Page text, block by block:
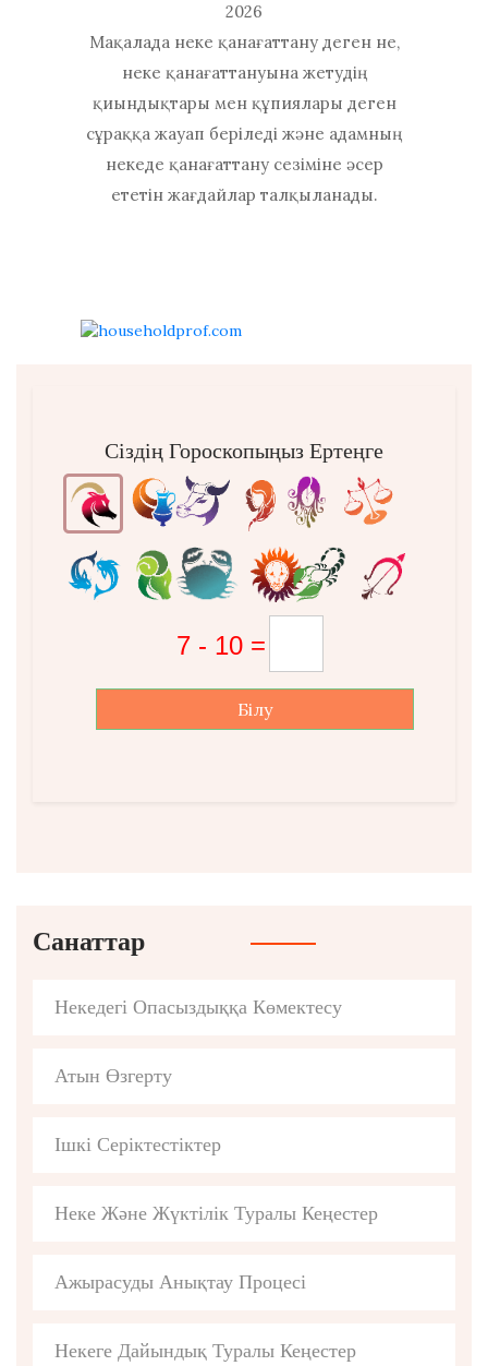
2026
Мақалада неке қанағаттану деген не,
неке қанағаттануына жетудің
қиындықтары мен құпиялары деген
сұраққа жауап беріледі және адамның
некеде қанағаттану сезіміне әсер
ететін жағдайлар талқыланады.
Сіздің Гороскопыңыз Ертеңге
Білу
Санаттар
Некедегі Опасыздыққа Көмектесу
Атын Өзгерту
Ішкі Серіктестіктер
Неке Және Жүктілік Туралы Кеңестер
Ажырасуды Анықтау Процесі
Некеге Дайындық Туралы Кеңестер